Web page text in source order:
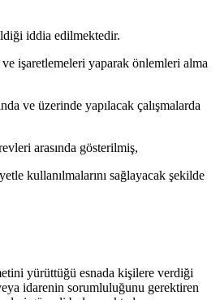
iddia edilmektedir.
işaretlemeleri yaparak önlemleri alma
ve üzerinde yapılacak çalışmalarda
arasında gösterilmiş,
kullanılmalarını sağlayacak şekilde
yürüttüğü esnada kişilere verdiği
idarenin sorumluluğunu gerektiren